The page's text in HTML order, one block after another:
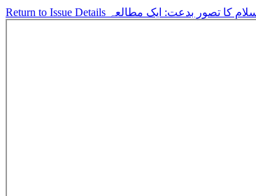
Return to Issue Details